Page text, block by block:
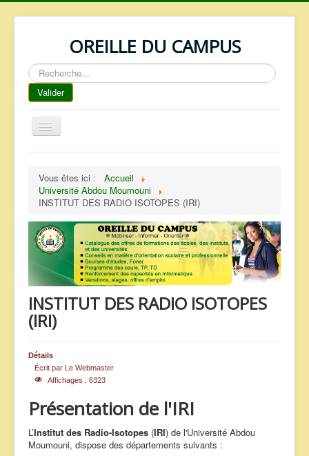
OREILLE DU CAMPUS
Rechercher
Valider
Basculer
la
REPERTOIRE
QUI SOMMES NOUS ?
NOS SERVICES
FAQ
CONTACTS
TELECHARGEMENTS
ANNONCES
Vous êtes ici :
Accueil
Université Abdou Moumouni
INSTITUT DES RADIO ISOTOPES (IRI)
INSTITUT DES RADIO ISOTOPES
(IRI)
Détails
Écrit par Le Webmaster
Affichages : 6323
Présentation de l'IRI
L’Institut des Radio-Isotopes (IRI) de l'Université Abdou
Moumouni, dispose des départements suivants :